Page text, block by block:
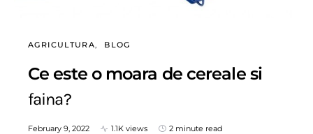
AGRICULTURA BLOG
Ce este o moara de cereale si
faina?
February 9, 2022 1.1K views 2 minute read